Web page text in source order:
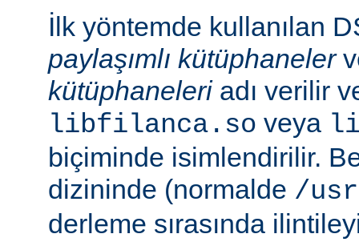
İlk yöntemde kullanılan
paylaşımlı kütüphaneler
kütüphaneleriadı verilir
libfilanca.so veya
biçiminde isimlendirilir.
dizininde (normalde /
derleme sırasında